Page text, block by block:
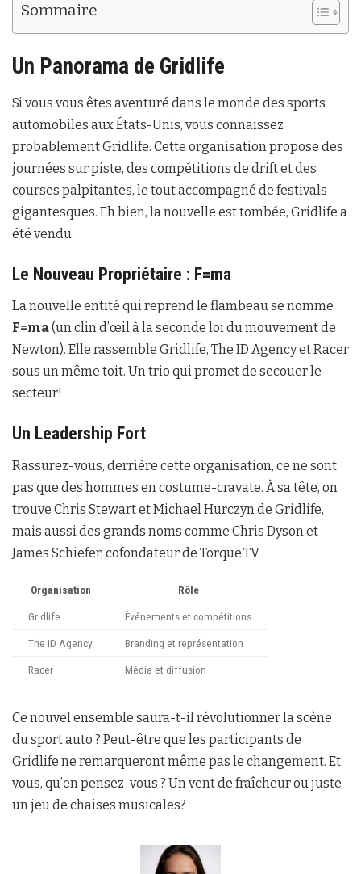
Sommaire
Un Panorama de Gridlife
Si vous vous êtes aventuré dans le monde des sports
automobiles aux États-Unis, vous connaissez
probablement Gridlife. Cette organisation propose des
journées sur piste, des compétitions de drift et des
courses palpitantes, le tout accompagné de festivals
gigantesques. Eh bien, la nouvelle est tombée, Gridlife a
été vendu.
Le Nouveau Propriétaire : F=ma
La nouvelle entité qui reprend le flambeau se nomme
F=ma(un clin d’œil à la seconde loi du mouvement de
Newton). Elle rassemble Gridlife, The ID Agency et Racer
sous un même toit. Un trio qui promet de secouer le
secteur!
Un Leadership Fort
Rassurez-vous, derrière cette organisation, ce ne sont
pas que des hommes en costume-cravate. À sa tête, on
trouve Chris Stewart et Michael Hurczyn de Gridlife,
mais aussi des grands noms comme Chris Dyson et
James Schiefer, cofondateur de Torque.TV.
Organisation Rôle
Gridlife Événements et compétitions
The ID Agency Branding et représentation
Racer Média et diffusion
Ce nouvel ensemble saura-t-il révolutionner la scène
du sport auto ? Peut-être que les participants de
Gridlife ne remarqueront même pas le changement. Et
vous, qu’en pensez-vous ? Un vent de fraîcheur ou juste
un jeu de chaises musicales?